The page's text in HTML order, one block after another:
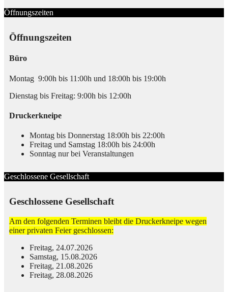
Öffnungszeiten
Öffnungszeiten
Büro
Montag 9:00h bis 11:00h und 18:00h bis 19:00h
Dienstag bis Freitag: 9:00h bis 12:00h
Druckerkneipe
Montag bis Donnerstag 18:00h bis 22:00h
Freitag und Samstag 18:00h bis 24:00h
Sonntag nur bei Veranstaltungen
Geschlossene Gesellschaft
Geschlossene Gesellschaft
Am den folgenden Terminen bleibt die Druckerkneipe wegen
einer privaten Feier geschlossen:
Freitag, 24.07.2026
Samstag, 15.08.2026
Freitag, 21.08.2026
Freitag, 28.08.2026